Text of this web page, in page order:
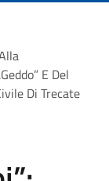
E Del
Di Trecate